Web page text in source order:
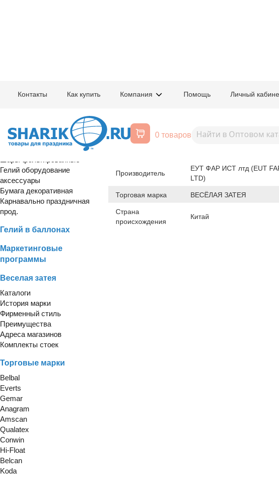
Контакты Как купить Компания Помощь Личный
0 товаров
Расширенный поиск
Шары латексные
Гелий оборудование
аксессуары
Бумага декоративная
Карнавально праздничная
прод.
Гелий в баллонах
Маркетинговые
программы
Веселая затея
Каталоги
История марки
Фирменный стиль
Преимущества
Адреса магазинов
Комплекты стоек
Торговые марки
Belbal
Everts
Gemar
Anagram
Amscan
Qualatex
Conwin
Hi-Float
Belcan
Koda
1105-0427
Производитель
ЕУТ ФАР ИСТ лтд (EUT
LTD)
Торговая марка ВЕСЁЛАЯ ЗАТЕЯ
Страна
происхождения
Китай